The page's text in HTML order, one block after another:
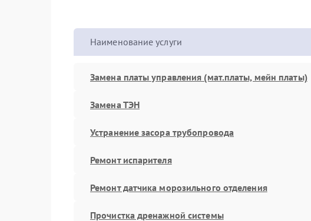
Наименование услуги
Замена платы управления (мат.платы, мейн платы)
Замена ТЭН
Устранение засора трубопровода
Ремонт испарителя
Ремонт датчика морозильного отделения
Прочистка дренажной системы